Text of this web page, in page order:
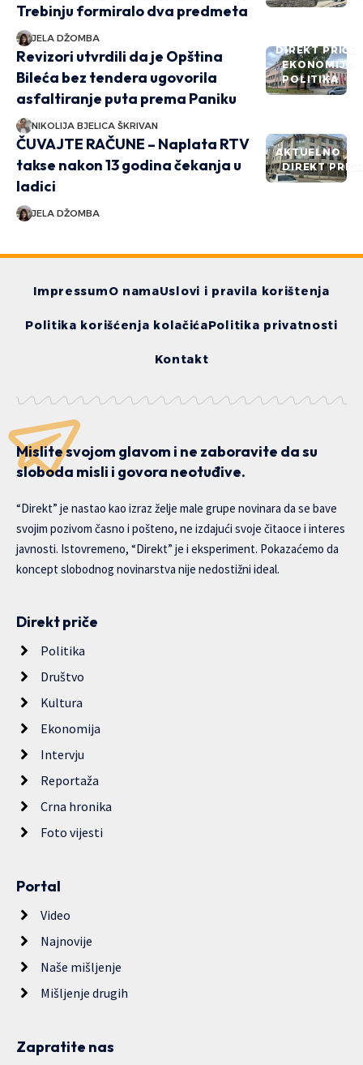
Trebinju formiralo dva predmeta
JELA DŽOMBA
DIREKT PRIČE
EKONOMIJA
POLITIKA
Revizori utvrdili da je Opština
Bileća bez tendera ugovorila
asfaltiranje puta prema Paniku
NIKOLIJA BJELICA ŠKRIVAN
AKTUELNO
DIREKT PRIČE
ČUVAJTE RAČUNE – Naplata RTV
takse nakon 13 godina čekanja u
ladici
JELA DŽOMBA
ImpressumO namaUslovi i pravila korištenja
Politika korišćenja kolačićaPolitika privatnosti
Kontakt
Mislite svojom glavom i ne zaboravite da su
sloboda misli i govora neotuđive.
“Direkt” je nastao kao izraz želje male grupe novinara da se bave
svojim pozivom časno i pošteno, ne izdajući svoje čitaoce i interes
javnosti. Istovremeno, “Direkt” je i eksperiment. Pokazaćemo da
koncept slobodnog novinarstva nije nedostižni ideal.
Direkt priče
Politika
Društvo
Kultura
Ekonomija
Intervju
Reportaža
Crna hronika
Foto vijesti
Portal
Video
Najnovije
Naše mišljenje
Mišljenje drugih
Zapratite nas